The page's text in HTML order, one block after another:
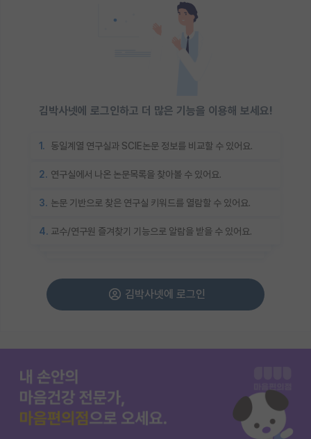
김박사넷에 로그인하고 더 많은 기능을 이용해 보세요!
1. 동일계열 연구실과 SCIE논문 정보를 비교할 수 있어요.
2. 연구실에서 나온 논문목록을 찾아볼 수 있어요.
3. 논문 기반으로 찾은 연구실 키워드를 열람할 수 있어요.
4. 교수/연구원 즐겨찾기 기능으로 알람을 받을 수 있어요.
김박사넷에 로그인